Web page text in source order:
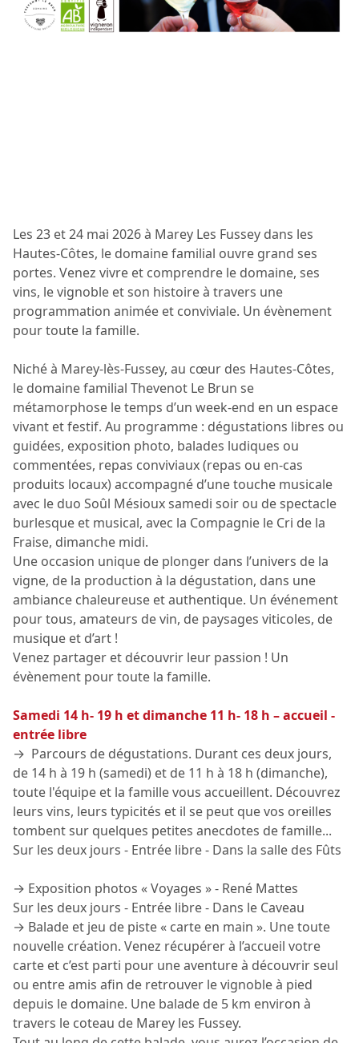
Les 23 et 24 mai 2026 à Marey Les Fussey dans les
Hautes-Côtes, le domaine familial ouvre grand ses
portes. Venez vivre et comprendre le domaine, ses
vins, le vignoble et son histoire à travers une
programmation animée et conviviale. Un évènement
pour toute la famille.
Niché à Marey-lès-Fussey, au cœur des Hautes-Côtes,
le domaine familial Thevenot Le Brun se
métamorphose le temps d’un week-end en un espace
vivant et festif. Au programme : dégustations libres ou
guidées, exposition photo, balades ludiques ou
commentées, repas conviviaux (repas ou en-cas
produits locaux) accompagné d’une touche musicale
avec le duo Soûl Mésioux samedi soir ou de spectacle
burlesque et musical, avec la Compagnie le Cri de la
Fraise, dimanche midi.
Une occasion unique de plonger dans l’univers de la
vigne, de la production à la dégustation, dans une
ambiance chaleureuse et authentique. Un événement
pour tous, amateurs de vin, de paysages viticoles, de
musique et d’art !
Venez partager et découvrir leur passion ! Un
évènement pour toute la famille.
Samedi 14 h- 19 h et dimanche 11 h- 18 h – accueil -
entrée libre
→ Parcours de dégustations. Durant ces deux jours,
de 14 h à 19 h (samedi) et de 11 h à 18 h (dimanche),
toute l'équipe et la famille vous accueillent. Découvrez
leurs vins, leurs typicités et il se peut que vos oreilles
tombent sur quelques petites anecdotes de famille...
Sur les deux jours - Entrée libre - Dans la salle des Fûts
→ Exposition photos « Voyages » - René Mattes
Sur les deux jours - Entrée libre - Dans le Caveau
→ Balade et jeu de piste « carte en main ». Une toute
nouvelle création. Venez récupérer à l’accueil votre
carte et c’est parti pour une aventure à découvrir seul
ou entre amis afin de retrouver le vignoble à pied
depuis le domaine. Une balade de 5 km environ à
travers le coteau de Marey les Fussey.